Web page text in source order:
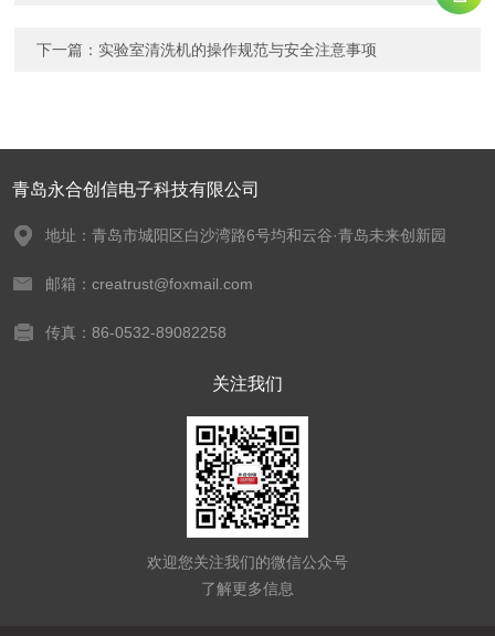
下一篇： 实验室清洗机的操作规范与安全注意事项
青岛永合创信电子科技有限公司
地址：青岛市城阳区白沙湾路6号均和云谷·青岛未来创新园
邮箱：creatrust@foxmail.com
传真：86-0532-89082258
关注我们
欢迎您关注我们的微信公众号
了解更多信息